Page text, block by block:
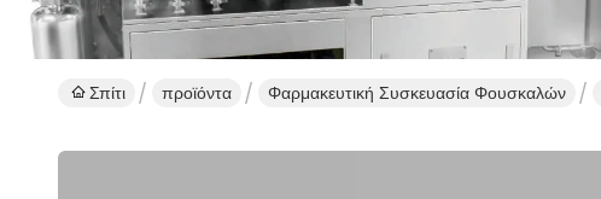
Σπίτι προϊόντα Φαρμακευτική Συσκευασία Φουσκαλών